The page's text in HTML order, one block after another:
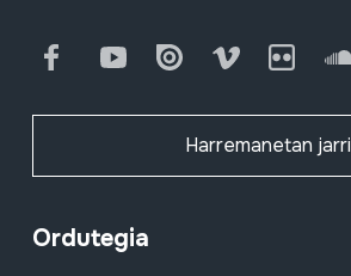
FacebookYoutube Issuu Vimeo Flickr
Harremanetan jarri
Ordutegia